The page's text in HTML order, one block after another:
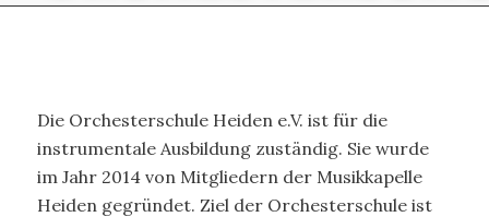
Die Orchesterschule Heiden e.V. ist für die
instrumentale Ausbildung zuständig. Sie wurde
im Jahr 2014 von Mitgliedern der Musikkapelle
Heiden gegründet. Ziel der Orchesterschule ist